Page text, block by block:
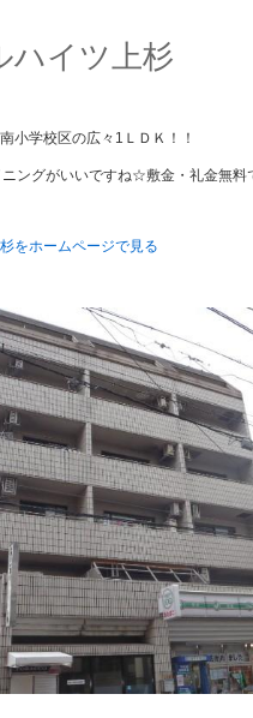
ハイツ上杉
小学校区の広々1ＬＤＫ！！
ングがいいですね☆敷金・礼金無料
をホームページで見る